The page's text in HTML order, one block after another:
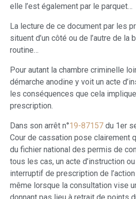
elle l’est également par le parquet…
La lecture de ce document par les
situent d’un côté ou de l’autre de la
routine…
Pour autant la chambre criminelle
démarche anodine y voit un acte
les conséquences que cela
prescription.
Dans son arrêt n°19-87157 du 1er
Cour de cassation pose clairement
du fichier national des permis de
tous les cas, un acte d’instruction
interruptif de prescription de
même lorsque la consultation vise